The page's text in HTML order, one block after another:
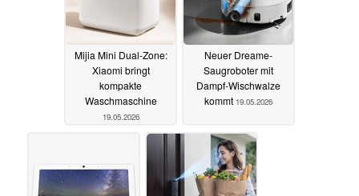
Mijia Mini Dual-Zone:
Xiaomi bringt
kompakte
Waschmaschine
19.05.2026
Neuer Dreame-
Saugroboter mit
Dampf-Wischwalze
kommt 19.05.2026